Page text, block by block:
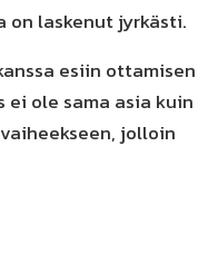
laskenut jyrkästi.
esiin ottamisen
ole sama asia kuin
jolloin